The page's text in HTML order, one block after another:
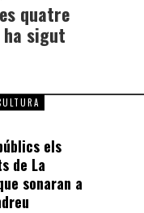
quatre
ha sigut
els
de La
sonaran a